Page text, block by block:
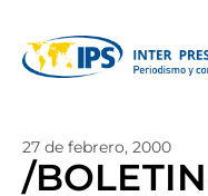
27 de febrero, 2000
/